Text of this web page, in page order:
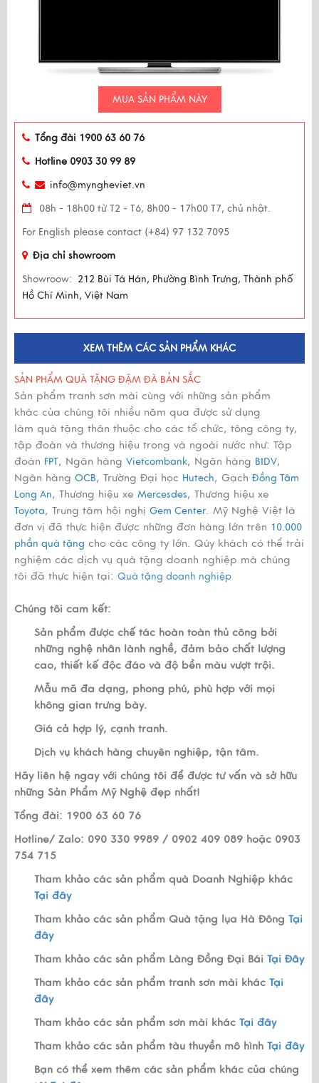
MUA SẢN PHẨM NÀY
Tổng đài 1900 63 60 76
Hotline 0903 30 99 89
info@myngheviet.vn
08h - 18h00 từ T2 - T6, 8h00 - 17h00 T7, chủ nhật.
For English please contact (+84) 97 132 7095
Địa chỉ showroom
Showroow: 212 Bùi Tá Hán, Phường Bình Trưng, Thành phố
Hồ Chí Minh, Việt Nam
XEM THÊM CÁC SẢN PHẨM KHÁC
SẢN PHẨM QUÀ TẶNG ĐẬM ĐÀ BẢN SẮC
Sản phẩm tranh sơn mài cùng với những sản phẩm
khác của chúng tôi nhiều năm qua được sử dụng
làm quà tặng thân thuộc cho các tổ chức, tông công ty,
tập đoàn và thương hiệu trong và ngoài nước như: Tập
đoàn FPT, Ngân hàng Vietcombank, Ngân hàng BIDV,
Ngân hàng OCB, Trường Đại học Hutech, Gạch Đồng Tâm
Long An, Thương hiệu xe Mercesdes, Thương hiệu xe
Toyota, Trung tâm hội nghị Gem Center . Mỹ Nghệ Việt là
đơn vị đã thực hiện được những đơn hàng lớn trên 10.000
phần quà tặng cho các công ty lớn. Qúy khách có thể trải
nghiệm các dịch vụ quà tặng doanh nghiệp mà chúng
tôi đã thực hiện tại: Quà tặng doanh nghiệp
Chúng tôi cam kết:
Sản phẩm được chế tác hoàn toàn thủ công bởi
những nghệ nhân lành nghề, đảm bảo chất lượng
cao, thiết kế độc đáo và độ bền màu vượt trội.
Mẫu mã đa dạng, phong phú, phù hợp với mọi
không gian trưng bày.
Giá cả hợp lý, cạnh tranh.
Dịch vụ khách hàng chuyên nghiệp, tận tâm.
Hãy liên hệ ngay với chúng tôi để được tư vấn và sở hữu
những Sản Phẩm Mỹ Nghệ đẹp nhất!
Tổng đài: 1900 63 60 76
Hotline/ Zalo: 090 330 9989 / 0902 409 089 hoặc 0903
754 715
Tham khảo các sản phẩm quà Doanh Nghiệp khác
Tại đây
Tham khảo các sản phẩm Quà tặng lụa Hà Đông Tại
đây
Tham khảo các sản phẩm Làng Đồng Đại Bái Tại Đây
Tham khảo các sản phẩm tranh sơn mài khác Tại
đây
Tham khảo các sản phẩm sơn mài khác Tại đây
Tham khảo các sản phẩm tàu thuyền mô hình Tại đây
Bạn có thể xem thêm các sản phẩm khác của chúng